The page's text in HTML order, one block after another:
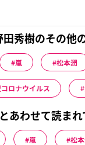
田秀樹のその他
嵐 松本潤
ロナウイルス
あわせて読ま
嵐 松